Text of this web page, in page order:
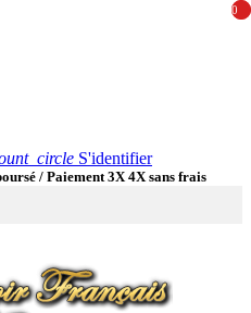
S'identifier
/ Paiement 3X 4X sans frais
0
0